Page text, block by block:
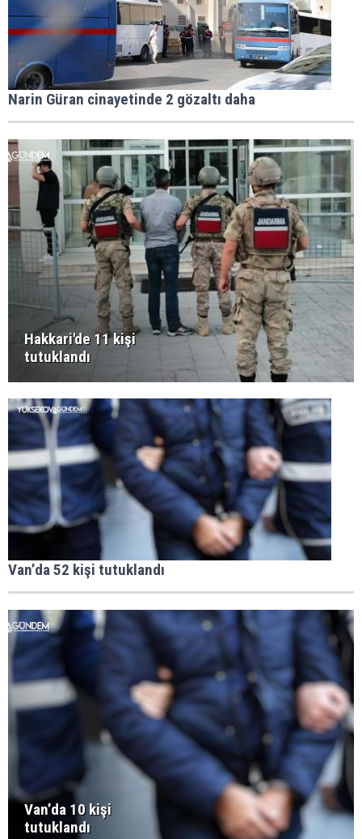
Narin Güran cinayetinde 2 gözaltı daha
Hakkari'de 11 kişi
tutuklandı
Van’da 52 kişi tutuklandı
Van’da 10 kişi
tutuklandı